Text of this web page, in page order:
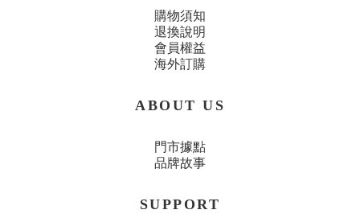
購物須知
退換說明
會員權益
海外訂購
ABOUT US
門市據點
品牌故事
SUPPORT